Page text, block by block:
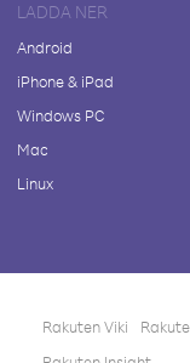
LADDA NER
Android
iPhone & iPad
Windows PC
Mac
Linux
Rakuten Viki